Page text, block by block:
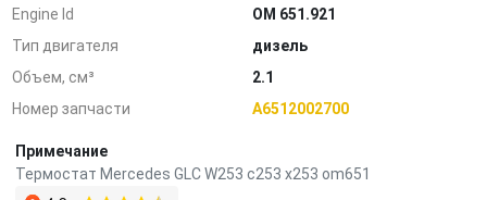
Engine Id
OM 651.921
Тип двигателя
дизель
Объем, см³
2.1
Номер запчасти
A6512002700
Примечание
Термостат Mercedes GLC W253 c253 x253 om651